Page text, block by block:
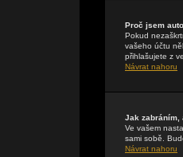
Proč jsem
Pokud
vašeho účtu
přihlašujete z
Návrat nahoru
Jak zabráním,
Ve vašem
sami sobě.
Návrat nahoru